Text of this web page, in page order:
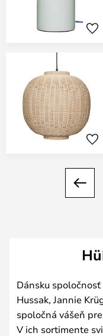
Dánsku
Hussak, Jannie
spoločná vášeň
V ich sortimente